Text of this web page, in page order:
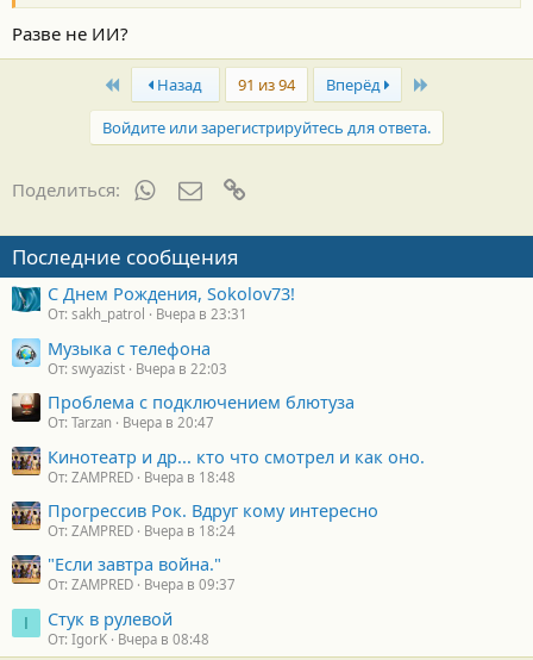
Разве не ИИ?
First Назад 91 из 94 Вперёд
Войдите или зарегистрируйтесь для ответа.
Поделиться: WhatsAppЭлектронная почта
Последние сообщения
С Днем Рождения, Sokolov73!
От: sakh_patrol Вчера в 23:31
Музыка с телефона
От: swyazist Вчера в 22:03
Проблема с подключением блютуза
От: Tarzan Вчера в 20:47
Кинотеатр и др... кто что смотрел и как оно.
От: ZAMPRED Вчера в 18:48
Прогрессив Рок. Вдруг кому интересно
От: ZAMPRED Вчера в 18:24
"Если завтра война."
От: ZAMPRED Вчера в 09:37
I Стук в рулевой
От: IgorK Вчера в 08:48